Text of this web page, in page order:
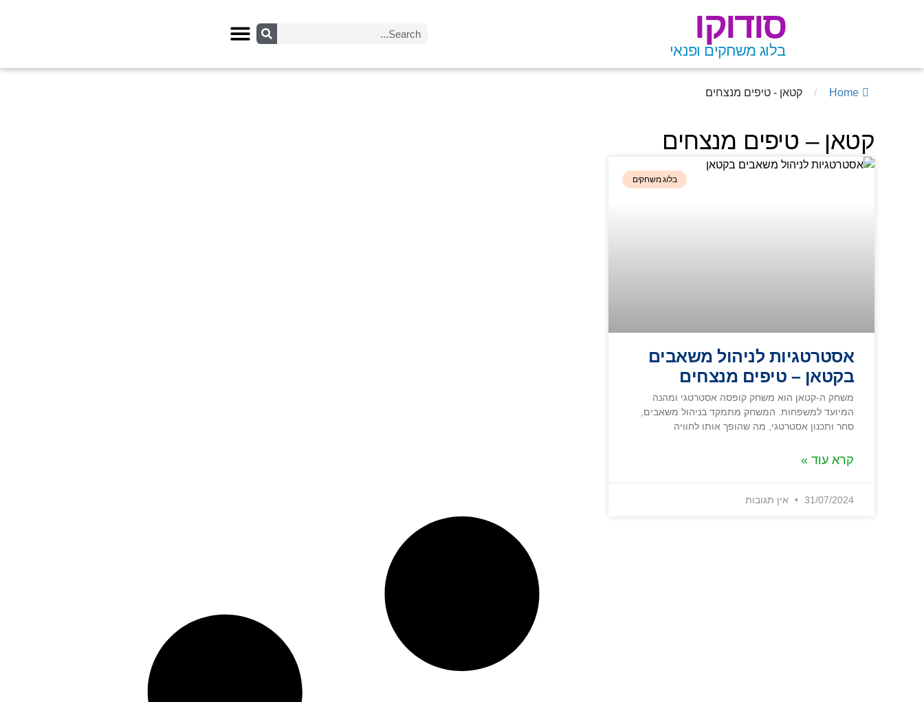
סודוקו
בלוג משחקים ופנאי
Home
/ קטאן - טיפים מנצחים
קטאן – טיפים מנצחים
בלוג משחקים
אסטרטגיות לניהול משאבים
בקטאן – טיפים מנצחים
משחק ה-קטאן הוא משחק קופסה אסטרטגי ומהנה
המיועד למשפחות. המשחק מתמקד בניהול משאבים,
סחר ותכנון אסטרטגי, מה שהופך אותו לחוויה
קרא עוד »
31/07/2024 אין תגובות